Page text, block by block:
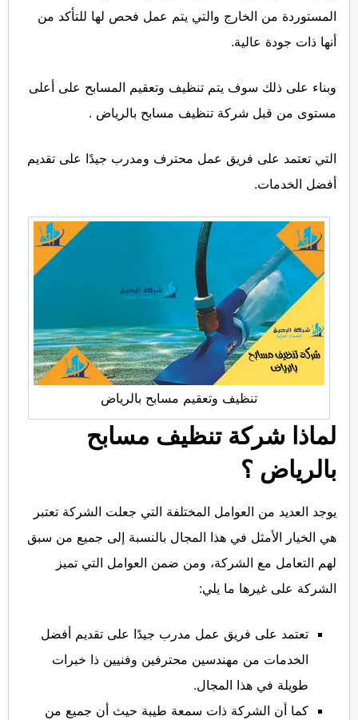
المستوردة من الخارج والتي يتم عمل فحص لها للتأكد من
أنها ذات جودة عالية.
وبناء على ذلك سوف يتم تنظيف وتعقيم المسابح على أعلى
مستوى من قبل شركة تنظيف مسابح بالرياض .
التي تعتمد على فريق عمل محترف ومدرب جيدًا على تقديم
أفضل الخدمات.
تنظيف وتعقيم مسابح بالرياض
لماذا شركة تنظيف مسابح
بالرياض ؟
يوجد العديد من العوامل المختلفة التي جعلت الشركة تعتبر
هي الخيار الأمثل في هذا المجال بالنسبة إلى جميع من سبق
لهم التعامل مع الشركة، ومن ضمن العوامل التي تميز
الشركة على غيرها ما يلي:
تعتمد على فريق عمل مدرب جيدًا على تقديم أفضل
الخدمات من مهندسين محترفين وفنيين ذا خبرات
طويلة في هذا المجال.
كما أن الشركة ذات سمعة طيبة حيث أن جميع من